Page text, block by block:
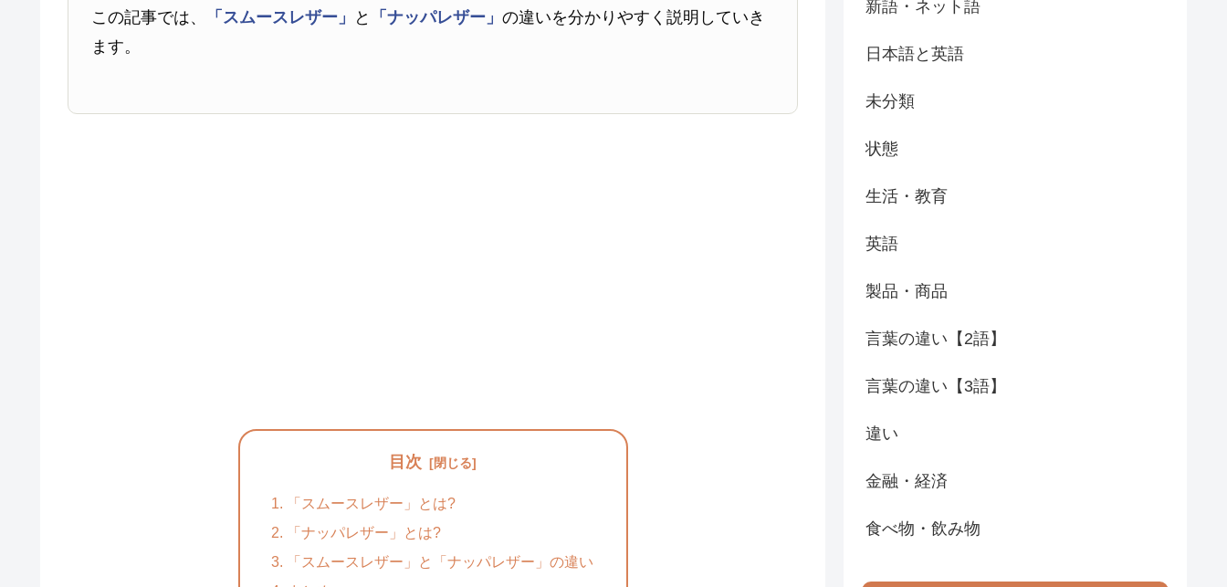
この記事では、 「スムースレザー」 と 「ナッパレザー」の違いを分かりやすく説明していき
ます。
目次
「スムースレザー」とは?
「ナッパレザー」とは?
「スムースレザー」と「ナッパレザー」の違い
新語・ネット語
日本語と英語
未分類
状態
生活・教育
英語
製品・商品
言葉の違い【2語】
言葉の違い【3語】
違い
金融・経済
食べ物・飲み物